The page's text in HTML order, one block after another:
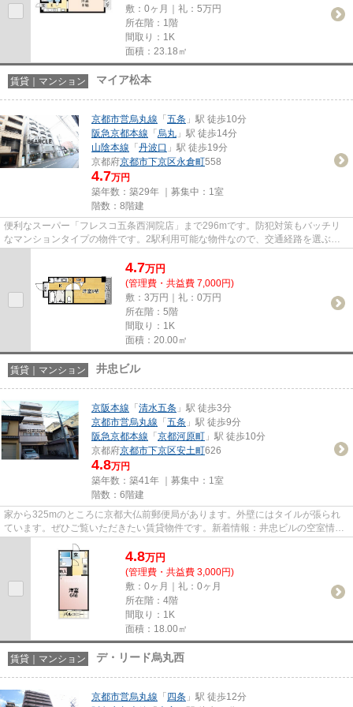
敷：0ヶ月｜礼：5万円
所在階：1階
間取り：1K
面積：23.18㎡
賃貸｜マンション マイア松本
京都市営烏丸線 「 五条 」駅 徒歩10分
阪急京都本線 「 烏丸 」駅 徒歩14分
山陰本線 「 丹波口 」駅 徒歩19分
京都府京都市下京区永倉町558
4.7万円
築年数：築29年 ｜募集中： 1室
階数：8階建
便利なスーパー「フレスコ五条西洞院店」まで296mです。防犯対策もバッチリ
なマンションタイプの物件です。2駅利用可能な物件なので、交通経路を選ぶこ
4.7万円
(管理費・共益費 7,000円)
敷：3万円｜礼：0万円
所在階：5階
間取り：1K
面積：20.00㎡
賃貸｜マンション 井忠ビル
京阪本線 「 清水五条 」駅 徒歩3分
京都市営烏丸線 「 五条 」駅 徒歩9分
阪急京都本線 「 京都河原町 」駅 徒歩10分
京都府京都市下京区安土町626
4.8万円
築年数：築41年 ｜募集中： 1室
階数：6階建
家から325mのところに京都大仏前郵便局があります。外壁にはタイルが張られ
ています。ぜひご覧いただきたい賃貸物件です。新着情報：井忠ビルの空室情報
ならコチラ。賃貸情報をスムー...
4.8万円
(管理費・共益費 3,000円)
敷：0ヶ月｜礼：0ヶ月
所在階：4階
間取り：1K
面積：18.00㎡
賃貸｜マンション デ・リード烏丸西
京都市営烏丸線 「 四条 」駅 徒歩12分